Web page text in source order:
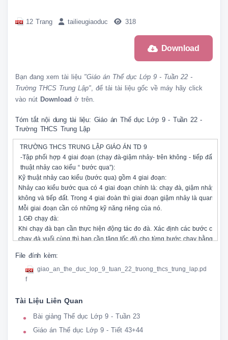
12 Trang tailieugiaoduc 318
Download
Bạn đang xem tài liệu "Giáo án Thể dục Lớp 9 - Tuần 22 -
Trường THCS Trung Lập", để tải tài liệu gốc về máy hãy click
vào nút Download ở trên.
Tóm tắt nội dung tài liệu: Giáo án Thể dục Lớp 9 - Tuần 22 -
Trường THCS Trung Lập
TRƯỜNG THCS TRUNG LẬP GIÁO ÁN TD 9
-Tập phối hợp 4 giai đoạn (chạy đà-giậm nhảy- trên không - tiếp đất
thuật nhảy cao kiểu “ bước qua”):
Kỹ thuật nhảy cao kiểu (bước qua) gồm 4 giai đoạn:
Nhảy cao kiểu bước qua có 4 giai đoạn chính là: chạy đà, giậm nhảy,
không và tiếp đất. Trong 4 giai đoàn thì giai đoạn giậm nhảy là quan
Mỗi giai đoạn cần có những kỹ năng riêng của nó.
1.GĐ chạy đà:
Khi chạy đà bạn cần thực hiện động tác đo đà. Xác định các bước chạy
chạy đà vuối cùng thì bạn cần tăng tốc độ cho từng bước chạy bằng
động tác giậm nhảy. Một số bước chạy đà bằng đầu tốc độ, độ dài bằng
trước. Riêng ở 3 bước chạy đà cuối cùng thì chân bằng gót bàn chân.
Bước chạy đà đầu tiên: Trong 3 bước chạy cuối thì bạn bước chân chạy
Bước chạy đà thứ 2: xong bước chạy đầu tiên thì bạn cần đưa thật
cuối cùng.
Bước chạy thứ 3: Bạn chủ động đưa chân giậm nhảy cùng với phần
File đính kèm:
giao_an_the_duc_lop_9_tuan_22_truong_thcs_trung_lap.pd
f
Tài Liệu Liên Quan
Bài giảng Thể dục Lớp 9 - Tuần 23
Giáo án Thể dục Lớp 9 - Tiết 43+44